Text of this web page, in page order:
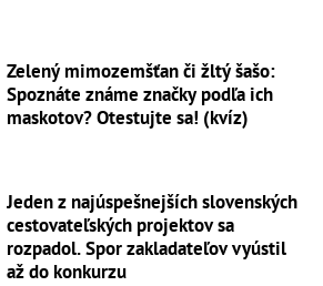
Zelený mimozemšťan či žltý šašo:
Spoznáte známe značky podľa ich
maskotov? Otestujte sa! (kvíz)
Jeden z najúspešnejších slovenských
cestovateľských projektov sa
rozpadol. Spor zakladateľov vyústil
až do konkurzu